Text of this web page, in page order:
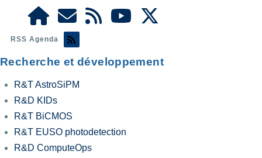
RSS Agenda
Recherche et développement
R&T AstroSiPM
R&D KIDs
R&T BiCMOS
R&T EUSO photodetection
R&D ComputeOps